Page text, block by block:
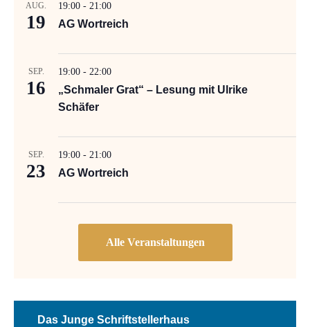
AUG.
19
19:00 - 21:00
AG Wortreich
SEP.
16
19:00 - 22:00
„Schmaler Grat“ – Lesung mit Ulrike
Schäfer
SEP.
23
19:00 - 21:00
AG Wortreich
Das Junge Schriftstellerhaus